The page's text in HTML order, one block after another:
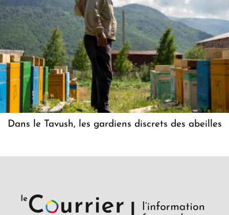
Dans le Tavush, les gardiens discrets des abeilles